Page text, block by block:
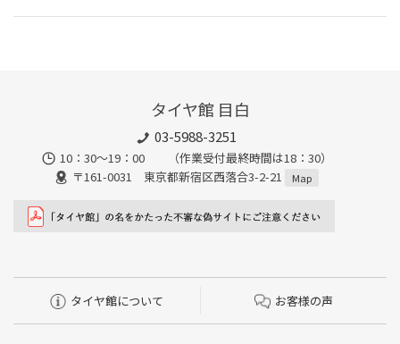
タイヤ館 目白
03-5988-3251
10：30～19：00 （作業受付最終時間は18：30）
〒161-0031 東京都新宿区西落合3-2-21
Map
タイヤ館について お客様の声